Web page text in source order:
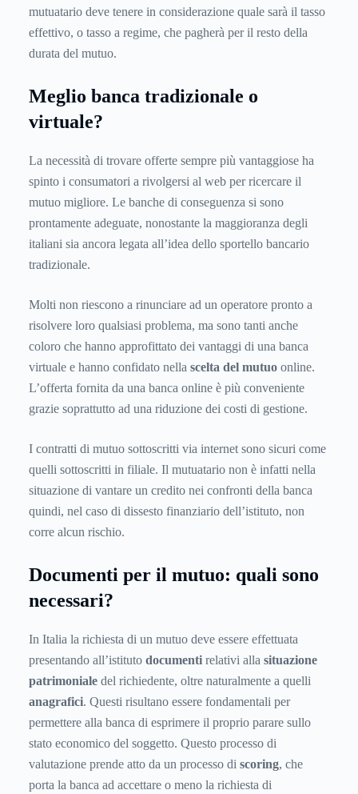
mutuatario deve tenere in considerazione quale sarà il tasso
effettivo, o tasso a regime, che pagherà per il resto della
durata del mutuo.
Meglio banca tradizionale o
virtuale?
La necessità di trovare offerte sempre più vantaggiose ha
spinto i consumatori a rivolgersi al web per ricercare il
mutuo migliore. Le banche di conseguenza si sono
prontamente adeguate, nonostante la maggioranza degli
italiani sia ancora legata all’idea dello sportello bancario
tradizionale.
Molti non riescono a rinunciare ad un operatore pronto a
risolvere loro qualsiasi problema, ma sono tanti anche
coloro che hanno approfittato dei vantaggi di una banca
virtuale e hanno confidato nella scelta del mutuo online.
L’offerta fornita da una banca online è più conveniente
grazie soprattutto ad una riduzione dei costi di gestione.
I contratti di mutuo sottoscritti via internet sono sicuri come
quelli sottoscritti in filiale. Il mutuatario non è infatti nella
situazione di vantare un credito nei confronti della banca
quindi, nel caso di dissesto finanziario dell’istituto, non
corre alcun rischio.
Documenti per il mutuo: quali sono
necessari?
In Italia la richiesta di un mutuo deve essere effettuata
presentando all’istituto documenti relativi alla situazione
patrimoniale del richiedente, oltre naturalmente a quelli
anagrafici. Questi risultano essere fondamentali per
permettere alla banca di esprimere il proprio parare sullo
stato economico del soggetto. Questo processo di
valutazione prende atto da un processo di scoring, che
porta la banca ad accettare o meno la richiesta di